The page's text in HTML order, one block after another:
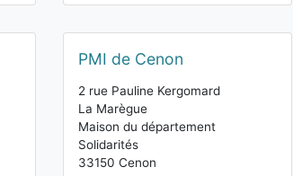
PMI de Cenon
2 rue Pauline Kergomard
La Marègue
Maison du département
Solidarités
33150 Cenon